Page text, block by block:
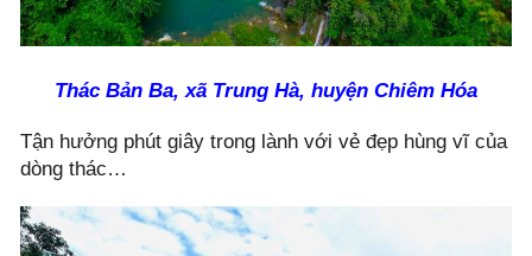
Thác Bản Ba, xã Trung Hà, huyện Chiêm Hóa
Tận hưởng phút giây trong lành với vẻ đẹp hùng vĩ của
dòng thác…